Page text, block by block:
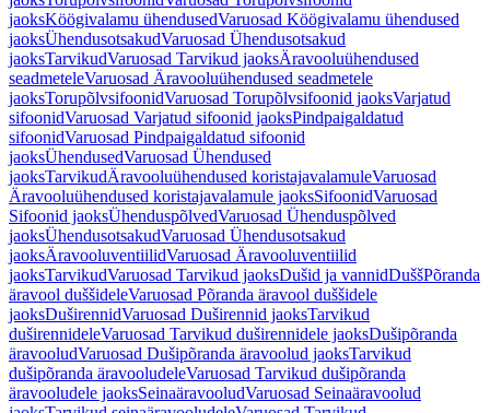
jaoksKöögivalamu ühendusedVaruosad Köögivalamu ühendused
jaoksÜhendusotsakudVaruosad Ühendusotsakud
jaoksTarvikudVaruosad Tarvikud jaoksÄravooluühendused
seadmeteleVaruosad Äravooluühendused seadmetele
jaoksTorupõlvsifoonidVaruosad Torupõlvsifoonid jaoksVarjatud
sifoonidVaruosad Varjatud sifoonid jaoksPindpaigaldatud
sifoonidVaruosad Pindpaigaldatud sifoonid
jaoksÜhendusedVaruosad Ühendused
jaoksTarvikudÄravooluühendused koristajavalamuleVaruosad
Äravooluühendused koristajavalamule jaoksSifoonidVaruosad
Sifoonid jaoksÜhenduspõlvedVaruosad Ühenduspõlved
jaoksÜhendusotsakudVaruosad Ühendusotsakud
jaoksÄravooluventiilidVaruosad Äravooluventiilid
jaoksTarvikudVaruosad Tarvikud jaoksDušid ja vannidDuššPõranda
äravool duššideleVaruosad Põranda äravool duššidele
jaoksDuširennidVaruosad Duširennid jaoksTarvikud
duširennideleVaruosad Tarvikud duširennidele jaoksDušipõranda
äravooludVaruosad Dušipõranda äravoolud jaoksTarvikud
dušipõranda äravooludeleVaruosad Tarvikud dušipõranda
äravooludele jaoksSeinaäravooludVaruosad Seinaäravoolud